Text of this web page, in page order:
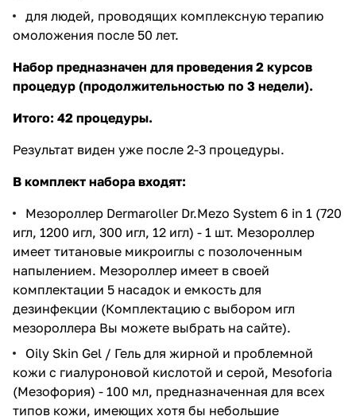
​для людей, проводящих комплексную терапию
омоложения после 50 лет​.
Набор предназначен для проведения 2 курсов
процедур (продолжительностью по 3 недели).
​Итого: 42 процедуры.
Результат виден уже после 2-3 процедуры.
В комплект набора входят:
Мезороллер Dermaroller Dr.Mezo System 6 in 1 (720
игл, 1200 игл, 300 игл, 12 игл) - 1 шт. Мезороллер
имеет титановые микроиглы с позолоченным
напылением. Мезороллер имеет в своей
комплектации 5 насадок и емкость для
дезинфекции (Комплектацию с выбором игл
мезороллера Вы можете выбрать на сайте).
Oily Skin Gel / Гель для жирной и проблемной
кожи с гиалуроновой кислотой и серой, Mesoforia
(Мезофория) - 100 мл, предназначенная для всех
типов кожи, имеющих хотя бы небольшие